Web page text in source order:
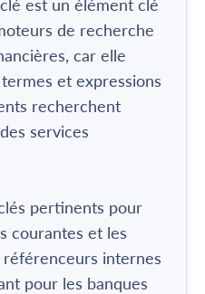
est un élément clé
de recherche
car elle
et expressions
recherchent
services
pertinents pour
courantes et les
internes
pour les banques